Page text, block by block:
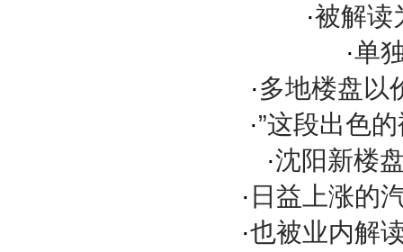
·被解读
·单
·多地楼盘以
·”这段出色
·沈阳新楼
· 日益上涨的
·也被业内解